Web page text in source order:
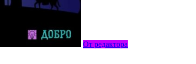
От редактора